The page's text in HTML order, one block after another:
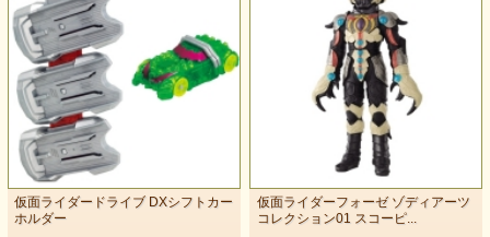
仮面ライダードライブ DXシフトカー
ホルダー
仮面ライダーフォーゼ ゾディアーツ
コレクション01 スコーピ...